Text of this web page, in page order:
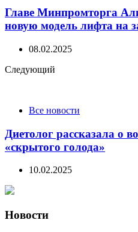
Главе Минпромторга
новую модель лифта на
08.02.2025
Следующий
Все новости
Диетолог рассказала о
«скрытого голода»
10.02.2025
Новости